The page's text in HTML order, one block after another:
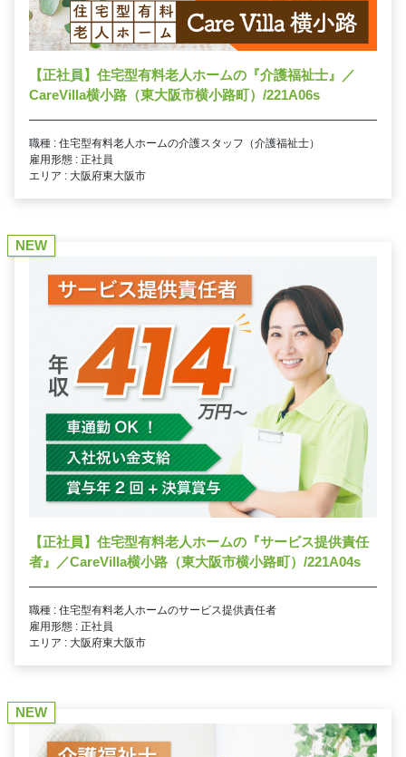
【正社員】住宅型有料老人ホームの『介護福祉士』／
CareVilla横小路（東大阪市横小路町）/221A06s
職種 : 住宅型有料老人ホームの介護スタッフ（介護福祉士）
雇用形態 : 正社員
エリア : 大阪府東大阪市
NEW
【正社員】住宅型有料老人ホームの『サービス提供責任
者』／CareVilla横小路（東大阪市横小路町）/221A04s
職種 : 住宅型有料老人ホームのサービス提供責任者
雇用形態 : 正社員
エリア : 大阪府東大阪市
NEW